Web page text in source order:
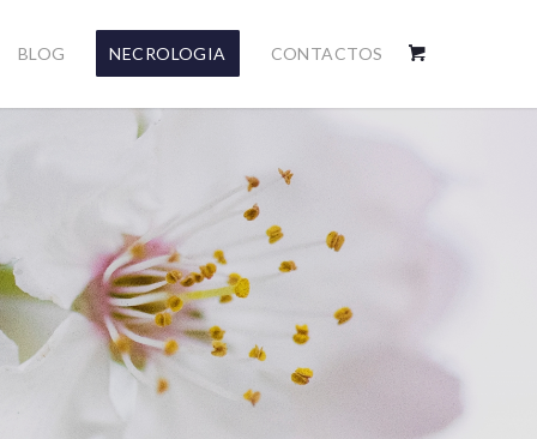
BLOG NECROLOGIA CONTACTOS